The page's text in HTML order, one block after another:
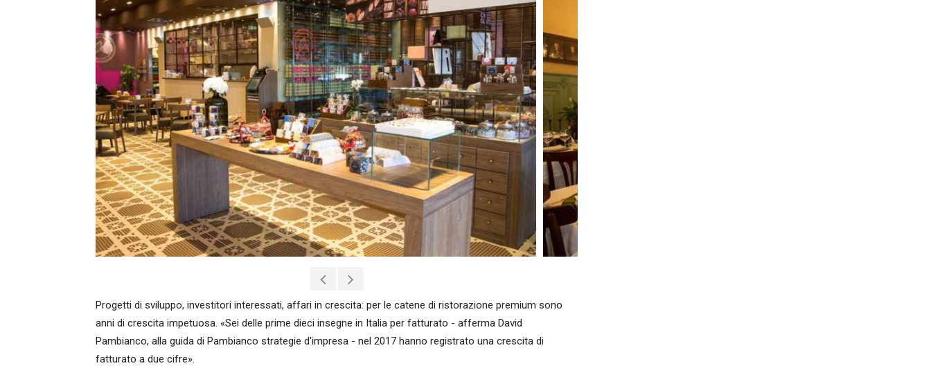
Progetti di sviluppo, investitori interessati, affari in crescita: per le catene di ristorazione premium sono
anni di crescita impetuosa. «Sei delle prime dieci insegne in Italia per fatturato - afferma David
Pambianco, alla guida di Pambianco strategie d'impresa - nel 2017 hanno registrato una crescita di
fatturato a due cifre».